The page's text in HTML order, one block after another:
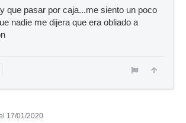
que pasar por caja...me siento un poco
nadie me dijera que era obliado a
17/01/2020